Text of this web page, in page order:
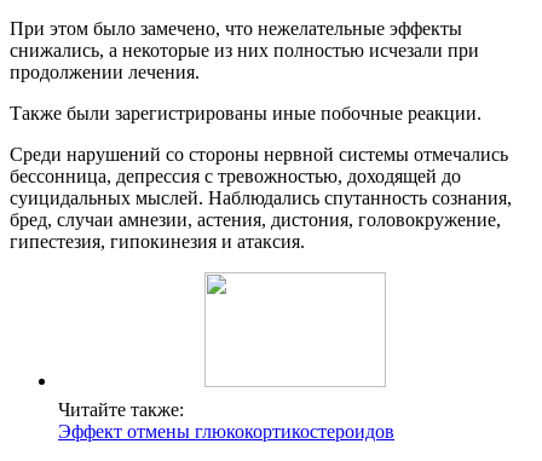
При этом было замечено, что нежелательные эффекты
снижались, а некоторые из них полностью исчезали при
продолжении лечения.
Также были зарегистрированы иные побочные реакции.
Среди нарушений со стороны нервной системы отмечались
бессонница, депрессия с тревожностью, доходящей до
суицидальных мыслей. Наблюдались спутанность сознания,
бред, случаи амнезии, астения, дистония, головокружение,
гипестезия, гипокинезия и атаксия.
Читайте также:
Эффект отмены глюкокортикостероидов